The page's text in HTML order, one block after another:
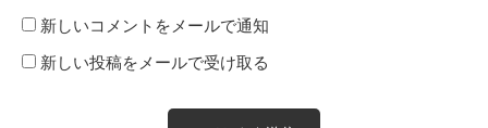
新しいコメントをメールで通知
新しい投稿をメールで受け取る